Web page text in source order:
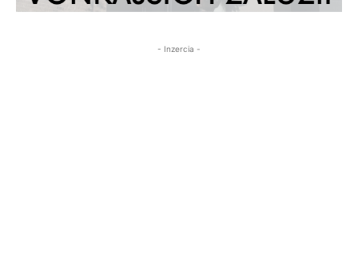
- Inzercia -